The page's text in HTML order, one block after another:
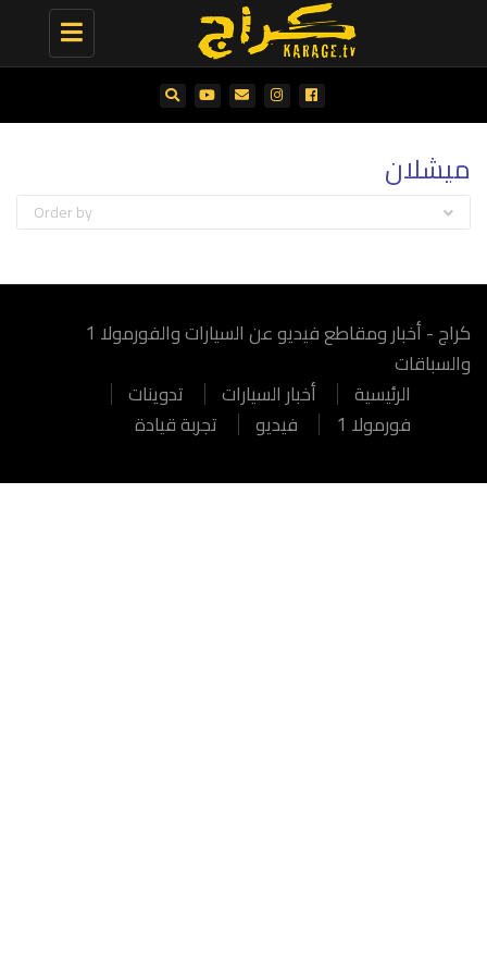
Toggle
navigation
ميشلان
Order by
كراج - أخبار ومقاطع فيديو عن السيارات والفورمولا 1
والسباقات
الرئيسية
أخبار السيارات
تدوينات
فورمولا 1
فيديو تجربة قيادة